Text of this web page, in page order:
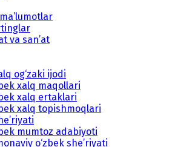
va san’at
og‘zaki ijodi
xalq maqollari
xalq ertaklari
xalq topishmoqlari
mumtoz adabiyoti
o‘zbek she’riyati